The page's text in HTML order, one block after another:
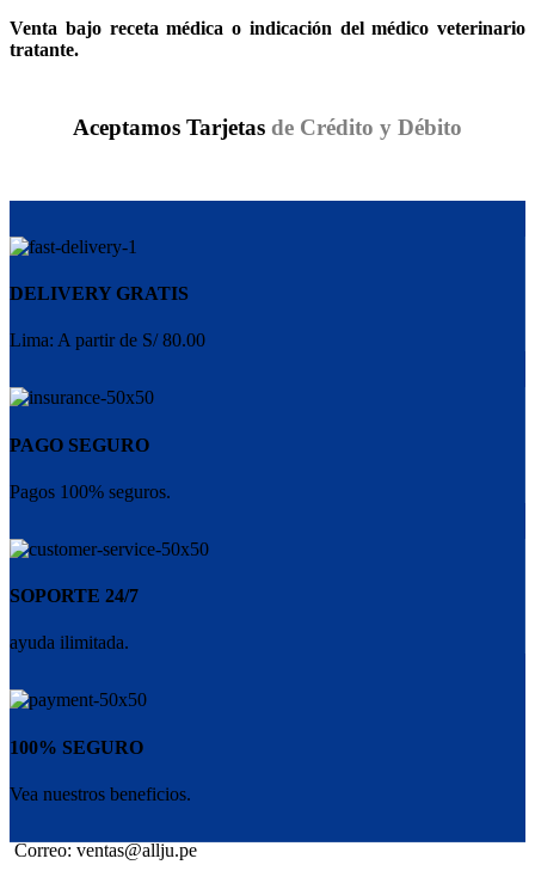
Venta bajo receta médica o indicación del médico veterinario
tratante.
Aceptamos Tarjetas de Crédito y Débito
DELIVERY GRATIS
Lima: A partir de S/ 80.00
PAGO SEGURO
Pagos 100% seguros.
SOPORTE 24/7
ayuda ilimitada.
100% SEGURO
Vea nuestros beneficios.
Correo: ventas@allju.pe